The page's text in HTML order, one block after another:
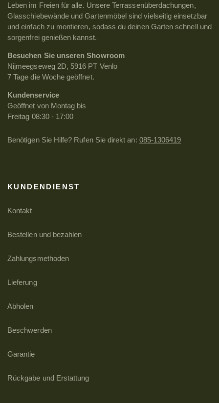
Leben im Freien für alle. Unsere Terrassenüberdachungen,
Glasschiebewände und Gartenmöbel sind vielseitig einsetzbar
und einfach zu montieren, sodass du deinen Garten schnell und
sorgenfrei genießen kannst.
Besuchen Sie unseren Showroom
Nijmeegseweg 2D, 5916 PT Venlo
7 Tage die Woche geöffnet.
Kundenservice
Geöffnet von Montag bis
Freitag 08:30 - 17:00
Benötigen Sie Hilfe? Rufen Sie direkt an: 085-1306419
KUNDENDIENST
Kontakt
Bestellen und bezahlen
Zahlungsmethoden
Lieferung
Abholen
Beschwerden
Garantie
Rückgabe und Erstattung